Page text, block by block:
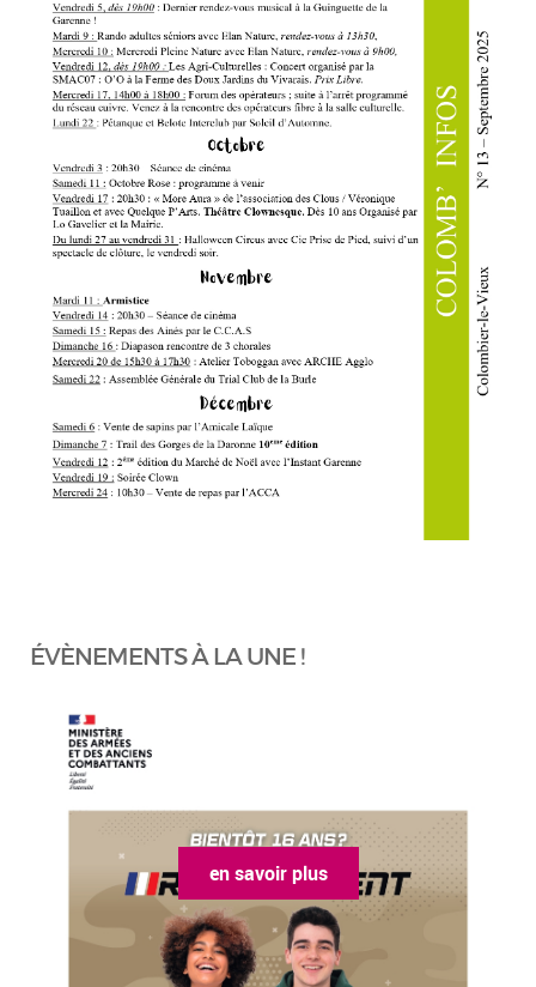
ÉVÈNEMENTS À LA UNE !
en savoir plus